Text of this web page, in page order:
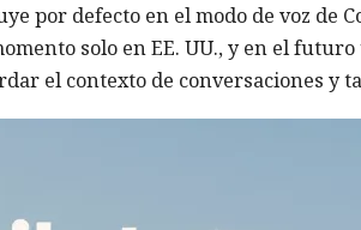
por defecto en el modo de voz de
solo en EE. UU., y en el
el contexto de conversaciones y